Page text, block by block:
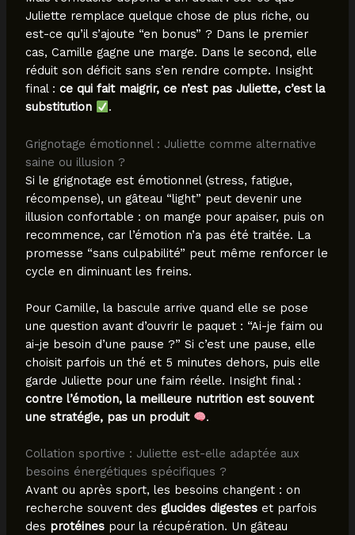
Juliette remplace quelque chose de plus riche, ou
est-ce qu’il s’ajoute “en bonus” ? Dans le premier
cas, Camille gagne une marge. Dans le second, elle
réduit son déficit sans s’en rendre compte. Insight
final : ce qui fait maigrir, ce n’est pas Juliette, c’est la
substitution
.
Grignotage émotionnel : Juliette comme alternative
saine ou illusion ?
Si le grignotage est émotionnel (stress, fatigue,
récompense), un gâteau “light” peut devenir une
illusion confortable : on mange pour apaiser, puis on
recommence, car l’émotion n’a pas été traitée. La
promesse “sans culpabilité” peut même renforcer le
cycle en diminuant les freins.
Pour Camille, la bascule arrive quand elle se pose
une question avant d’ouvrir le paquet : “Ai-je faim ou
ai-je besoin d’une pause ?” Si c’est une pause, elle
choisit parfois un thé et 5 minutes dehors, puis elle
garde Juliette pour une faim réelle. Insight final :
contre l’émotion, la meilleure nutrition est souvent
une stratégie, pas un produit
.
Collation sportive : Juliette est-elle adaptée aux
besoins énergétiques spécifiques ?
Avant ou après sport, les besoins changent : on
recherche souvent des glucides digesteset parfois
des protéinespour la récupération. Un gâteau